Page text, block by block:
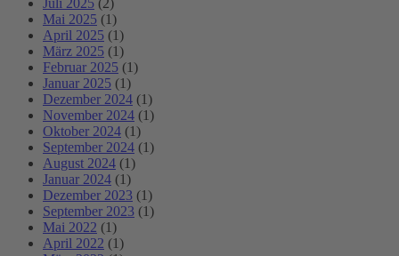
Juli 2025 (2)
Mai 2025 (1)
April 2025 (1)
März 2025 (1)
Februar 2025 (1)
Januar 2025 (1)
Dezember 2024 (1)
November 2024 (1)
Oktober 2024 (1)
September 2024 (1)
August 2024 (1)
Januar 2024 (1)
Dezember 2023 (1)
September 2023 (1)
Mai 2022 (1)
April 2022 (1)